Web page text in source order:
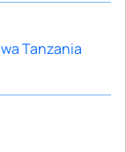
Tanzania